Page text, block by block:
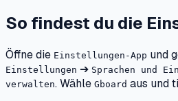
So findest du die
Öffne die Einstellungen-App und
Einstellungen ➔ Sprachen und
verwalten. Wähle Gboard aus und